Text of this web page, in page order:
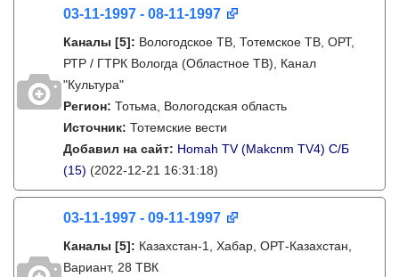
03-11-1997 - 08-11-1997
Каналы [5]: Вологодское ТВ, Тотемское ТВ, ОРТ,
РТР / ГТРК Вологда (Областное ТВ), Канал
"Культура"
Регион: Тотьма, Вологодская область
Источник: Тотемские вести
Добавил на сайт: Homah TV (Makcnm TV4) C/Б
(15) (2022-12-21 16:31:18)
03-11-1997 - 09-11-1997
Каналы [5]: Казахстан-1, Хабар, ОРТ-Казахстан,
Вариант, 28 ТВК